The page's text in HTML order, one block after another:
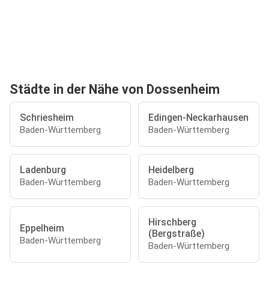
Städte in der Nähe von Dossenheim
Schriesheim
Baden-Württemberg
Edingen-Neckarhausen
Baden-Württemberg
Ladenburg
Baden-Württemberg
Heidelberg
Baden-Württemberg
Eppelheim
Baden-Württemberg
Hirschberg
(Bergstraße)
Baden-Württemberg